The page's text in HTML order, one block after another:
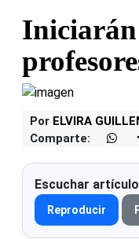
Iniciarán
Por ELVIRA
Comparte:
Escuchar artículo
Reproducir